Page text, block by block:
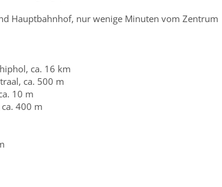
Hauptbahnhof, nur wenige Minuten vom Zentrum
ca. 16 km
ca. 500 m
10 m
400 m